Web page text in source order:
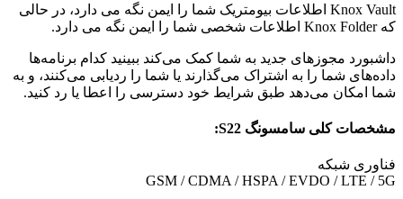
Knox Vault اطلاعات بیومتریک شما را ایمن نگه می دارد، در حالی
که Knox Folder اطلاعات شخصی شما را ایمن نگه می دارد.
داشبورد مجوزهای جدید به شما کمک می‌کند ببینید کدام برنامه‌ها
داده‌های شما را به اشتراک می‌گذارند یا شما را ردیابی می‌کنند، و به
شما امکان می‌دهد طبق شرایط خود دسترسی را اعطا یا رد کنید.
مشخصات کلی سامسونگ S22:
فناوری شبکه
GSM / CDMA / HSPA / EVDO / LTE / 5G